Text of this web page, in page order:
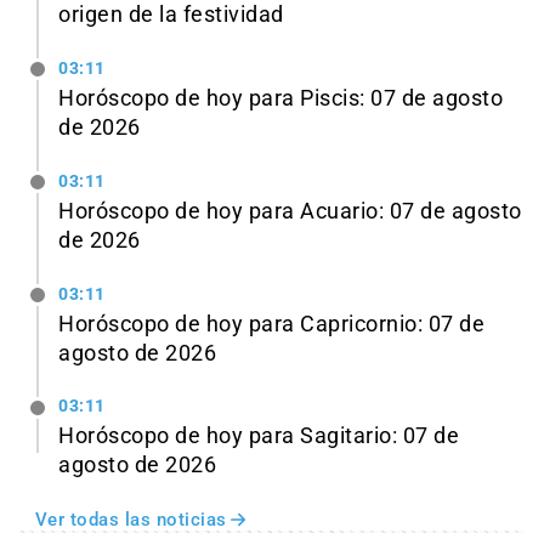
origen de la festividad
03:11
Horóscopo de hoy para Piscis: 07 de agosto
de 2026
03:11
Horóscopo de hoy para Acuario: 07 de agosto
de 2026
03:11
Horóscopo de hoy para Capricornio: 07 de
agosto de 2026
03:11
Horóscopo de hoy para Sagitario: 07 de
agosto de 2026
Ver todas las noticias